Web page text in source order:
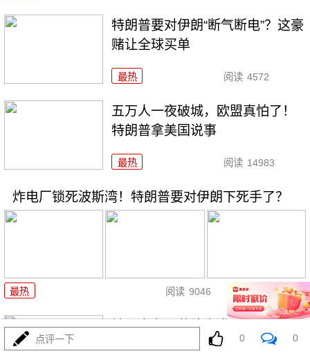
特朗普要对伊朗“断气断电”？这豪
赌让全球买单
最热 阅读 4572
五万人一夜破城，欧盟真怕了！
特朗普拿美国说事
最热 阅读 14983
炸电厂锁死波斯湾！特朗普要对伊朗下死手了？
最热 阅读 9046 08-01
铁证出台！菲律宾求锤得锤！解
点评一下 0 0